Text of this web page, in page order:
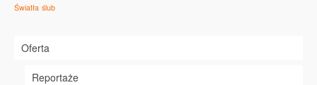
Światła ślub
Oferta
Reportaże